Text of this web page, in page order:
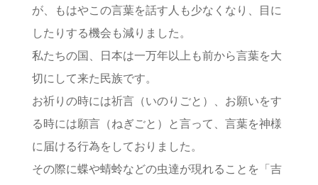
が、もはやこの言葉を話す人も少なくなり、目に
したりする機会も減りました。
私たちの国、日本は一万年以上も前から言葉を大
切にして来た民族です。
お祈りの時には祈言（いのりごと）、お願いをす
る時には願言（ねぎごと）と言って、言葉を神様
に届ける行為をしておりました。
その際に蝶や蜻蛉などの虫達が現れることを「吉